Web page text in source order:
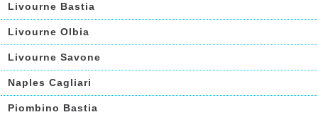
Livourne Bastia
Livourne Olbia
Livourne Savone
Naples Cagliari
Piombino Bastia